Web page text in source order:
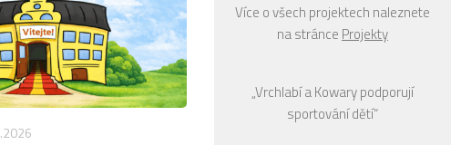
Více o všech projektech naleznete
na stránce Projekty
„Vrchlabí a Kowary podporují
sportování dětí“